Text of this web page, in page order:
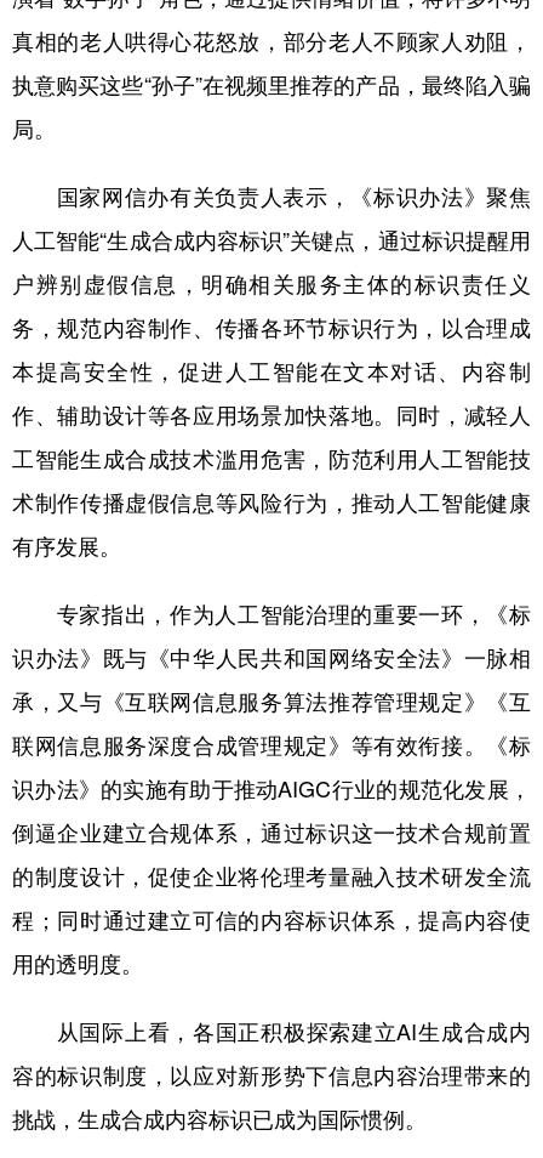
真相的老人哄得心花怒放，部分老人不顾家人劝阻，
执意购买这些“孙子”在视频里推荐的产品，最终陷入骗
局。
国家网信办有关负责人表示，《标识办法》聚焦
人工智能“生成合成内容标识”关键点，通过标识提醒用
户辨别虚假信息，明确相关服务主体的标识责任义
务，规范内容制作、传播各环节标识行为，以合理成
本提高安全性，促进人工智能在文本对话、内容制
作、辅助设计等各应用场景加快落地。同时，减轻人
工智能生成合成技术滥用危害，防范利用人工智能技
术制作传播虚假信息等风险行为，推动人工智能健康
有序发展。
专家指出，作为人工智能治理的重要一环，《标
识办法》既与《中华人民共和国网络安全法》一脉相
承，又与《互联网信息服务算法推荐管理规定》《互
联网信息服务深度合成管理规定》等有效衔接。《标
识办法》的实施有助于推动AIGC行业的规范化发展，
倒逼企业建立合规体系，通过标识这一技术合规前置
的制度设计，促使企业将伦理考量融入技术研发全流
程；同时通过建立可信的内容标识体系，提高内容使
用的透明度。
从国际上看，各国正积极探索建立AI生成合成内
容的标识制度，以应对新形势下信息内容治理带来的
挑战，生成合成内容标识已成为国际惯例。